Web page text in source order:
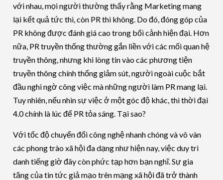
với nhau, mọi người thường thấy rằng Marketing mang
lại kết quả tức thì, còn PR thì không. Do đó, đóng góp của
PR không được đánh giá cao trong bối cảnh hiện đại. Hơn
nữa, PR truyền thống thường gắn liền với các mối quan hệ
truyền thông, nhưng khi lòng tin vào các phương tiện
truyền thông chính thống giảm sút, người ngoài cuộc bắt
đầu nghi ngờ công việc mà những người làm PR mang lại.
Tuy nhiên, nếu nhìn sự việc ở một góc độ khác, thì thời đại
4.0 chính là lúc để PR tỏa sáng. Tại sao?
Với tốc độ chuyển đổi công nghệ nhanh chóng và vô vàn
các phong trào xã hội đa dạng như hiện nay, việc duy trì
danh tiếng giờ đây còn phức tạp hơn bạn nghĩ. Sự gia
tăng của tin tức giả mạo trên mạng xã hội đã trở thành